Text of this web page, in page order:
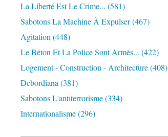
La Liberté Est Le Crime... (581)
Sabotons La Machine À Expulser(467)
Agitation (448)
Le Béton Et La Police Sont Armés... (422)
Logement - Construction - Architecture(408)
Debordiana (381)
Sabotons L'antiterrorisme(334)
Internationalisme(296)